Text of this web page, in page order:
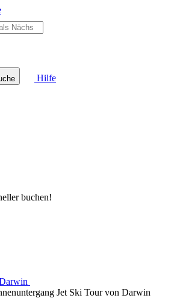
Hilfe
buchen!
Jet Ski Tour von Darwin